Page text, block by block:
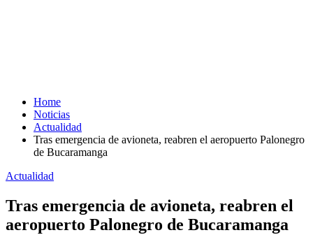
Home
Noticias
Actualidad
Tras emergencia de avioneta, reabren el aeropuerto Palonegro
de Bucaramanga
Actualidad
Tras emergencia de avioneta, reabren el
aeropuerto Palonegro de Bucaramanga